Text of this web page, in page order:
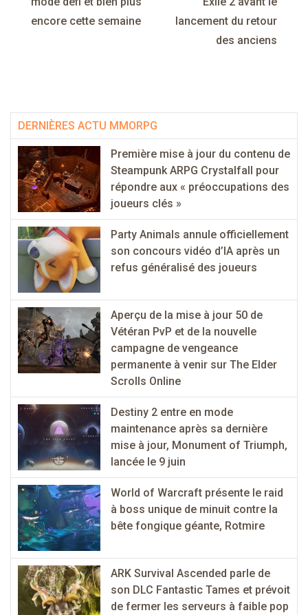
encore cette semaine
lancement du retour
des anciens
DERNIÈRES ACTU MMORPG
Première mise à jour du contenu de
Steampunk ARPG Crystalfall pour
répondre aux « préoccupations des
joueurs clés »
Party Animals annule officiellement
son concours vidéo d’IA après un
refus généralisé des joueurs
Aperçu de la mise à jour 50 de
Vétéran PvP et de la nouvelle
campagne de vengeance
permanente à venir sur The Elder
Scrolls Online
Destiny 2 entre en mode
maintenance après sa dernière
mise à jour, Monument of Triumph,
lancée le 9 juin
World of Warcraft présente le raid
à boss unique de minuit contre la
bête fongique géante, Rotmire
ARK Survival Ascended parle de
son DLC Fantastic Tames et prévoit
de fermer les serveurs à faible pop